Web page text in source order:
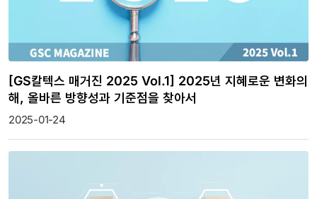
[GS칼텍스 매거진 2025 Vol.1] 2025년 지혜로운 변화의
해, 올바른 방향성과 기준점을 찾아서
2025-01-24